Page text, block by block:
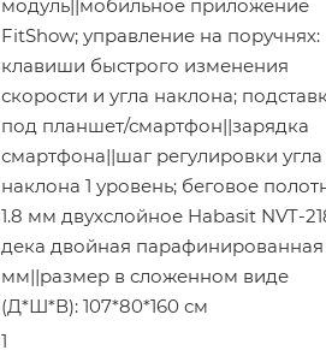
модуль||мобильное приложение
FitShow; управление на поручнях:
клавиши быстрого изменения
скорости и угла наклона;
под планшет/смартфон||зарядка
смартфона||шаг регулировки угла
наклона 1 уровень; беговое
1.8 мм двухслойное Habasit NVT-
дека двойная
мм||размер в сложенном виде
(Д*Ш*В): 107*80*160 см
1